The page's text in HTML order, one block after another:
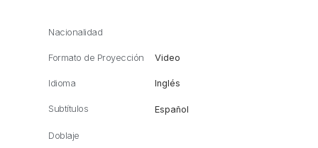
Nacionalidad
Formato de Proyección Video
Idioma Inglés
Subtítulos Español
Doblaje